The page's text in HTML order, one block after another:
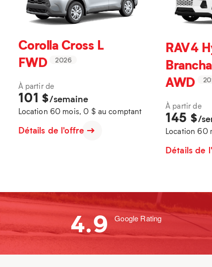
Corolla Cross L
FWD
2026
À partir de
101 $/semaine
Location 60 mois, 0 $ au comptant
Détails de l'offre
RAV4
AWD
À partir de
145 $/
Location 60
Détails de
Google Rating
4.9